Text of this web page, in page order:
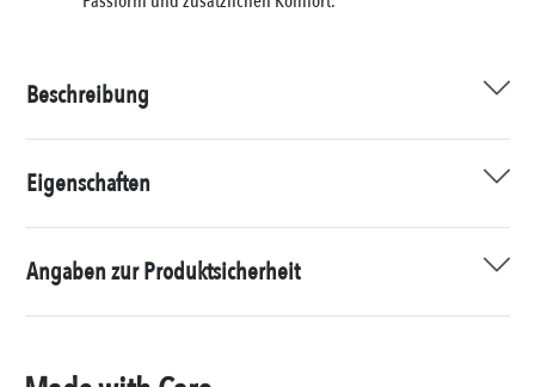
Beschreibung
Eigenschaften
Angaben zur Produktsicherheit